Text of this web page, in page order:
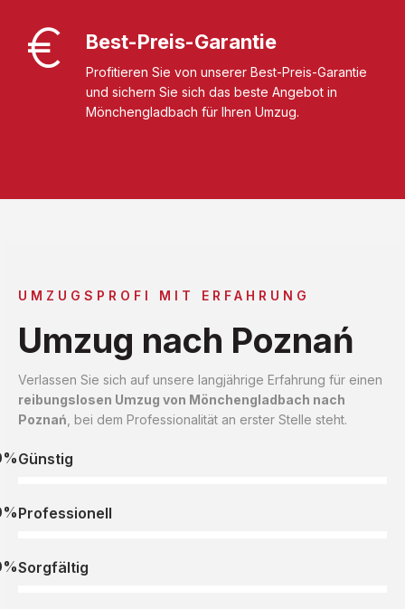
Best-Preis-Garantie
Profitieren Sie von unserer Best-Preis-Garantie
und sichern Sie sich das beste Angebot in
Mönchengladbach für Ihren Umzug.
UMZUGSPROFI MIT ERFAHRUNG
Umzug nach Poznań
Verlassen Sie sich auf unsere langjährige Erfahrung für einen
reibungslosen Umzug von Mönchengladbach nach
Poznań , bei dem Professionalität an erster Stelle steht.
Günstig
Professionell
Sorgfältig